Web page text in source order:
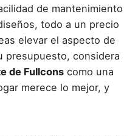
de mantenimiento
todo a un precio
elevar el aspecto de
presupuesto, considera
de Fullcons como una
merece lo mejor, y